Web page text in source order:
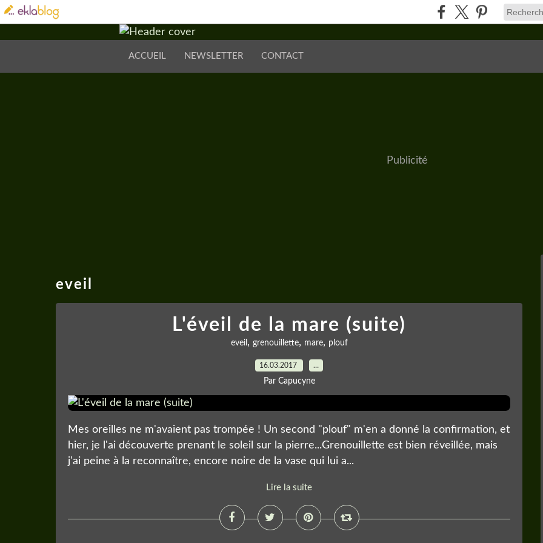
ACCUEIL NEWSLETTER CONTACT
Publicité
eveil
L'éveil de la mare (suite)
eveil, grenouillette, mare, plouf
16.03.2017 …
Par Capucyne
Mes oreilles ne m'avaient pas trompée ! Un second "plouf" m'en a donné la confirmation, et
hier, je l'ai découverte prenant le soleil sur la pierre...Grenouillette est bien réveillée, mais
j'ai peine à la reconnaître, encore noire de la vase qui lui a...
Lire la suite